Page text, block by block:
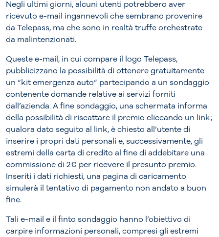
Negli ultimi giorni, alcuni utenti potrebbero aver
ricevuto e-mail ingannevoli che sembrano provenire
da Telepass, ma che sono in realtà truffe orchestrate
da malintenzionati.
Queste e-mail, in cui compare il logo Telepass,
pubblicizzano la possibilità di ottenere gratuitamente
un “kit emergenza auto” partecipando a un sondaggio
contenente domande relative ai servizi forniti
dall’azienda. A fine sondaggio, una schermata informa
della possibilità di riscattare il premio cliccando un link;
qualora dato seguito al link, è chiesto all’utente di
inserire i propri dati personali e, successivamente, gli
estremi della carta di credito al fine di addebitare una
commissione di 2€ per ricevere il presunto premio.
Inseriti i dati richiesti, una pagina di caricamento
simulerà il tentativo di pagamento non andato a buon
fine.
Tali e-mail e il finto sondaggio hanno l’obiettivo di
carpire informazioni personali, compresi gli estremi